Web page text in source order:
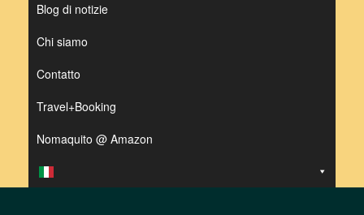
Blog di notizie
Chi siamo
Contatto
Travel+Booking
Nomaquito @ Amazon